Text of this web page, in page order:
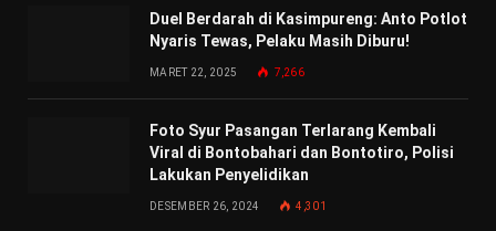
Duel Berdarah di Kasimpureng: Anto Potlot
Nyaris Tewas, Pelaku Masih Diburu!
MARET 22, 2025 7,266
Foto Syur Pasangan Terlarang Kembali
Viral di Bontobahari dan Bontotiro, Polisi
Lakukan Penyelidikan
DESEMBER 26, 2024 4,301